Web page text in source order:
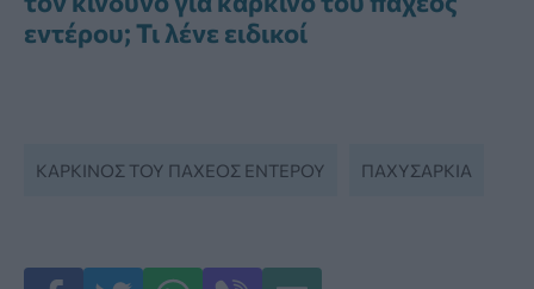
εντέρου; Τι λένε ειδικοί
ΚΑΡΚΊΝΟΣ ΤΟΥ ΠΑΧΈΟΣ ΕΝΤΈΡΟΥ ΠΑΧΥΣΑΡΚΊΑ